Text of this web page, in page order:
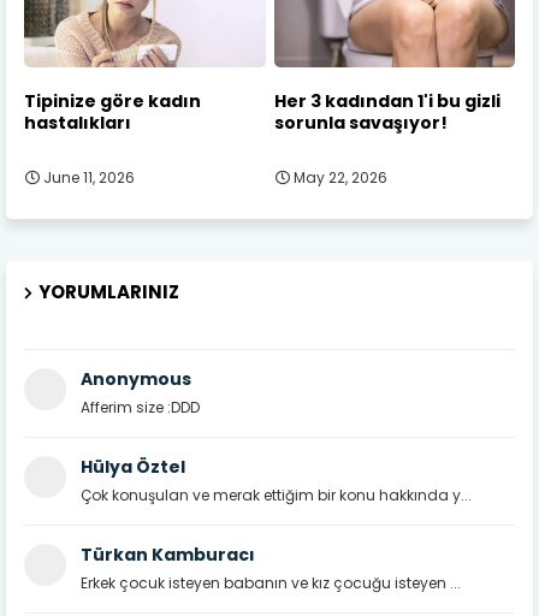
Tipinize göre kadın
hastalıkları
June 11, 2026
Her 3 kadından 1'i bu gizli
sorunla savaşıyor!
May 22, 2026
YORUMLARINIZ
Anonymous
Afferim size :DDD
Hülya Öztel
Çok konuşulan ve merak ettiğim bir konu hakkında y...
Türkan Kamburacı
Erkek çocuk isteyen babanın ve kız çocuğu isteyen ...